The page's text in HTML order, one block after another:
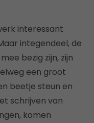
interessant
integendeel, de
bezig zijn, zijn
een groot
beetje steun en
schrijven van
komen